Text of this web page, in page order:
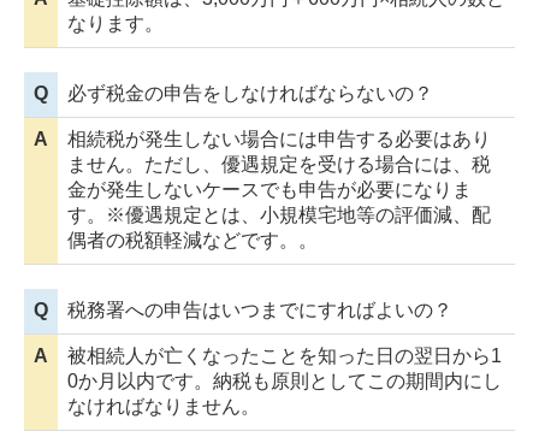
なります。
Q 必ず税金の申告をしなければならないの？
A
相続税が発生しない場合には申告する必要はあり
ません。ただし、優遇規定を受ける場合には、税
金が発生しないケースでも申告が必要になりま
す。※優遇規定とは、小規模宅地等の評価減、配
偶者の税額軽減などです。。
Q 税務署への申告はいつまでにすればよいの？
A
被相続人が亡くなったことを知った日の翌日から1
0か月以内です。納税も原則としてこの期間内にし
なければなりません。